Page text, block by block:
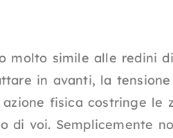
molto simile alle redini
in avanti, la
fisica costringe le
di voi. Semplicemente